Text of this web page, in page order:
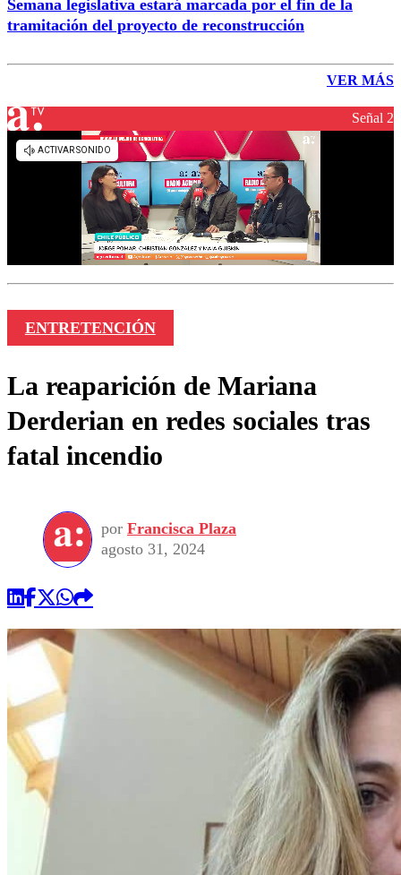
Semana legislativa estará marcada por el fin de la
tramitación del proyecto de reconstrucción
VER MÁS
Señal 2
ENTRETENCIÓN
La reaparición de Mariana
Derderian en redes sociales tras
fatal incendio
por Francisca Plaza
agosto 31, 2024